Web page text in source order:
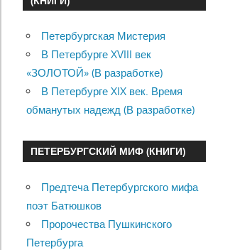
Петербургская Мистерия
В Петербурге XVIII век
«ЗОЛОТОЙ» (В разработке)
В Петербурге XIX век. Время
обманутых надежд (В разработке)
ПЕТЕРБУРГСКИЙ МИФ (КНИГИ)
Предтеча Петербургского мифа
поэт Батюшков
Пророчества Пушкинского
Петербурга